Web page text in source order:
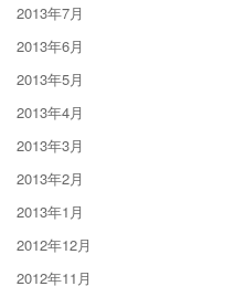
2013年7月
2013年6月
2013年5月
2013年4月
2013年3月
2013年2月
2013年1月
2012年12月
2012年11月